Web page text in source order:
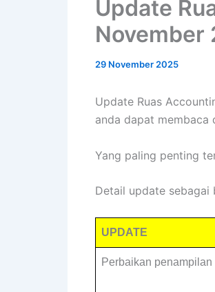
Update
November
29 November 2025
Update Ruas
anda dapat membaca
Yang paling penting
Detail update sebagai
UPDATE
Perbaikan